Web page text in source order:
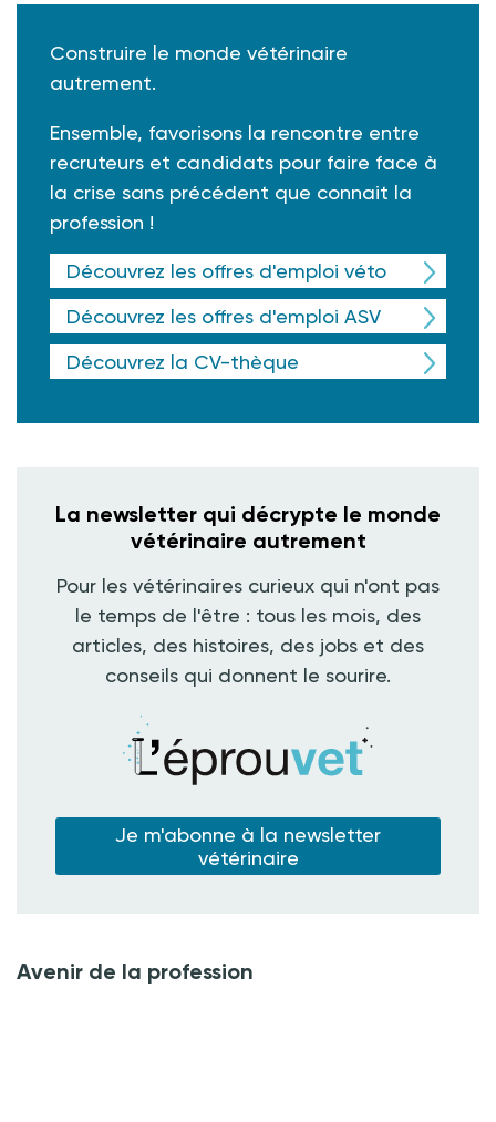
Construire le monde vétérinaire
autrement.
Ensemble, favorisons la rencontre entre
recruteurs et candidats pour faire face à
la crise sans précédent que connait la
profession !
Découvrez les offres d'emploi véto
Découvrez les offres d'emploi ASV
Découvrez la CV-thèque
La newsletter qui décrypte le monde
vétérinaire autrement
Pour les vétérinaires curieux qui n'ont pas
le temps de l'être : tous les mois, des
articles, des histoires, des jobs et des
conseils qui donnent le sourire.
Je m'abonne à la newsletter
vétérinaire
Avenir de la profession